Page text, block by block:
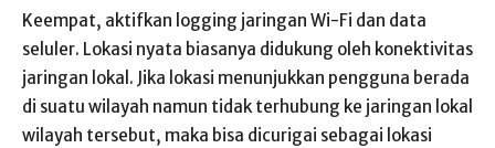
Keempat, aktifkan logging jaringan Wi-Fi dan data
seluler. Lokasi nyata biasanya didukung oleh konektivitas
jaringan lokal. Jika lokasi menunjukkan pengguna berada
di suatu wilayah namun tidak terhubung ke jaringan lokal
wilayah tersebut, maka bisa dicurigai sebagai lokasi